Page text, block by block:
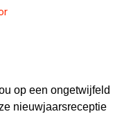
op een ongetwijfeld
nieuwjaarsreceptie